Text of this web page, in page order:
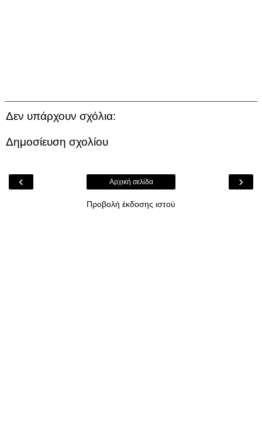
Δεν υπάρχουν σχόλια:
Δημοσίευση σχολίου
‹ ›
Αρχική σελίδα
Προβολή έκδοσης ιστού